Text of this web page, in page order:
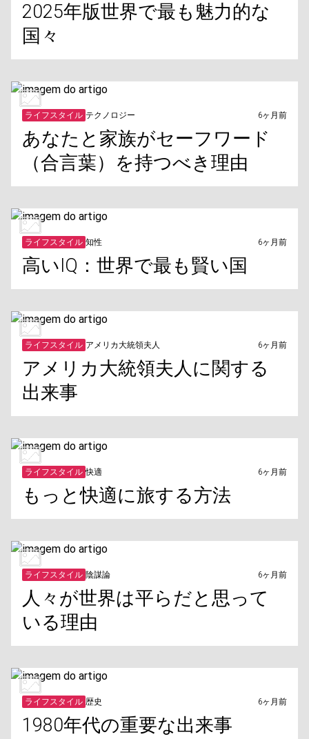
2025年版世界で最も魅力的な
国々
ライフスタイル テクノロジー 6ヶ月前
あなたと家族がセーフワード
（合言葉）を持つべき理由
ライフスタイル 知性 6ヶ月前
高いIQ：世界で最も賢い国
ライフスタイル アメリカ大統領夫人 6ヶ月前
アメリカ大統領夫人に関する
出来事
ライフスタイル 快適 6ヶ月前
もっと快適に旅する方法
ライフスタイル 陰謀論 6ヶ月前
人々が世界は平らだと思って
いる理由
ライフスタイル 歴史 6ヶ月前
1980年代の重要な出来事